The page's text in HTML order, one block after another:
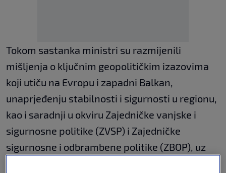
Tokom sastanka ministri su razmijenili
mišljenja o ključnim geopolitičkim izazovima
koji utiču na Evropu i zapadni Balkan,
unaprjeđenju stabilnosti i sigurnosti u regionu,
kao i saradnji u okviru Zajedničke vanjske i
sigurnosne politike (ZVSP) i Zajedničke
sigurnosne i odbrambene politike (ZBOP), uz